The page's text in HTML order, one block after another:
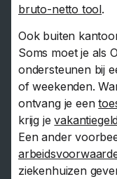
bruto-netto tool.
Ook buiten
Soms moet je als
ondersteunen bij
of weekenden.
ontvang je een
krijg je
Een ander
ziekenhuizen